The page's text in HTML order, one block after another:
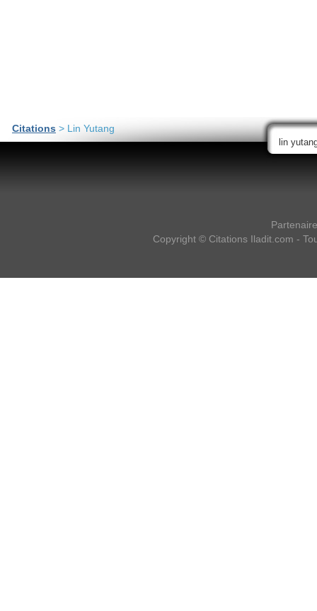
Citations > Lin Yutang
Copyright © Citations Iladit.com -